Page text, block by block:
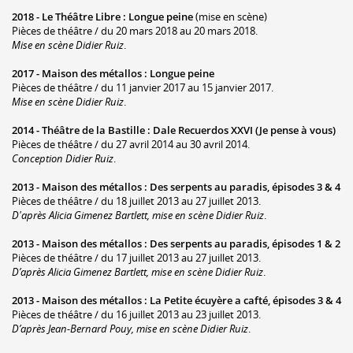
2018 - Le Théâtre Libre : Longue peine(mise en scène)
Pièces de théâtre / du 20 mars 2018 au 20 mars 2018.
Mise en scène Didier Ruiz.
2017 - Maison des métallos : Longue peine
Pièces de théâtre / du 11 janvier 2017 au 15 janvier 2017.
Mise en scène Didier Ruiz.
2014 -Théâtre de la Bastille : Dale Recuerdos XXVI (Je pense à vous)
Pièces de théâtre / du 27 avril 2014 au 30 avril 2014.
Conception Didier Ruiz.
2013 - Maison des métallos : Des serpents au paradis, épisodes 3 & 4
Pièces de théâtre / du 18 juillet 2013 au 27 juillet 2013.
D'après Alicia Gimenez Bartlett, mise en scène Didier Ruiz.
2013 - Maison des métallos : Des serpents au paradis, épisodes 1 & 2
Pièces de théâtre / du 17 juillet 2013 au 27 juillet 2013.
D’après Alicia Gimenez Bartlett, mise en scène Didier Ruiz.
2013 - Maison des métallos : La Petite écuyère a cafté, épisodes 3 & 4
Pièces de théâtre / du 16 juillet 2013 au 23 juillet 2013.
D’après Jean-Bernard Pouy, mise en scène Didier Ruiz.